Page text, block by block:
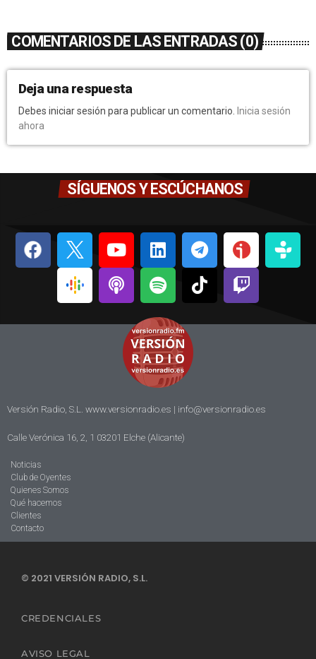
COMENTARIOS DE LAS ENTRADAS (0)
Deja una respuesta
Debes iniciar sesión para publicar un comentario.
Inicia sesión
ahora
SÍGUENOS Y ESCÚCHANOS
Versión Radio, S.L. www.versionradio.es | info@versionradio.es
Calle Verónica 16, 2, 1 03201 Elche (Alicante)
Noticias
Club de Oyentes
Quienes Somos
Qué hacemos
Clientes
Contacto
© 2021 VERSIÓN RADIO, S.L.
CREDENCIALES
AVISO LEGAL